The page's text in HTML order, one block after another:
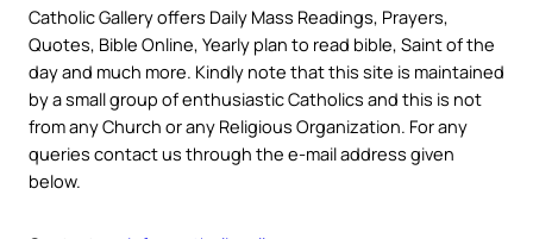
Catholic Gallery offers Daily Mass Readings, Prayers,
Quotes, Bible Online, Yearly plan to read bible, Saint of the
day and much more. Kindly note that this site is maintained
by a small group of enthusiastic Catholics and this is not
from any Church or any Religious Organization. For any
queries contact us through the e-mail address given
below.